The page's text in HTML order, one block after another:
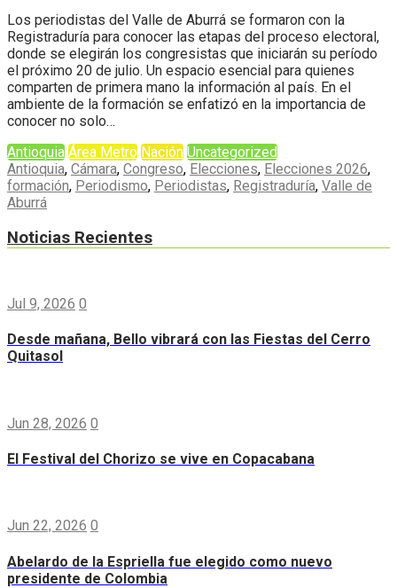
Los periodistas del Valle de Aburrá se formaron con la
Registraduría para conocer las etapas del proceso electoral,
donde se elegirán los congresistas que iniciarán su período
el próximo 20 de julio. Un espacio esencial para quienes
comparten de primera mano la información al país. En el
ambiente de la formación se enfatizó en la importancia de
conocer no solo…
Antioquia Área Metro Nación Uncategorized
Antioquia, Cámara, Congreso, Elecciones, Elecciones 2026,
formación, Periodismo, Periodistas, Registraduría, Valle de
Aburrá
Noticias Recientes
Jul 9, 2026 0
Desde mañana, Bello vibrará con las Fiestas del Cerro
Quitasol
Jun 28, 2026 0
El Festival del Chorizo se vive en Copacabana
Jun 22, 2026 0
Abelardo de la Espriella fue elegido como nuevo
presidente de Colombia